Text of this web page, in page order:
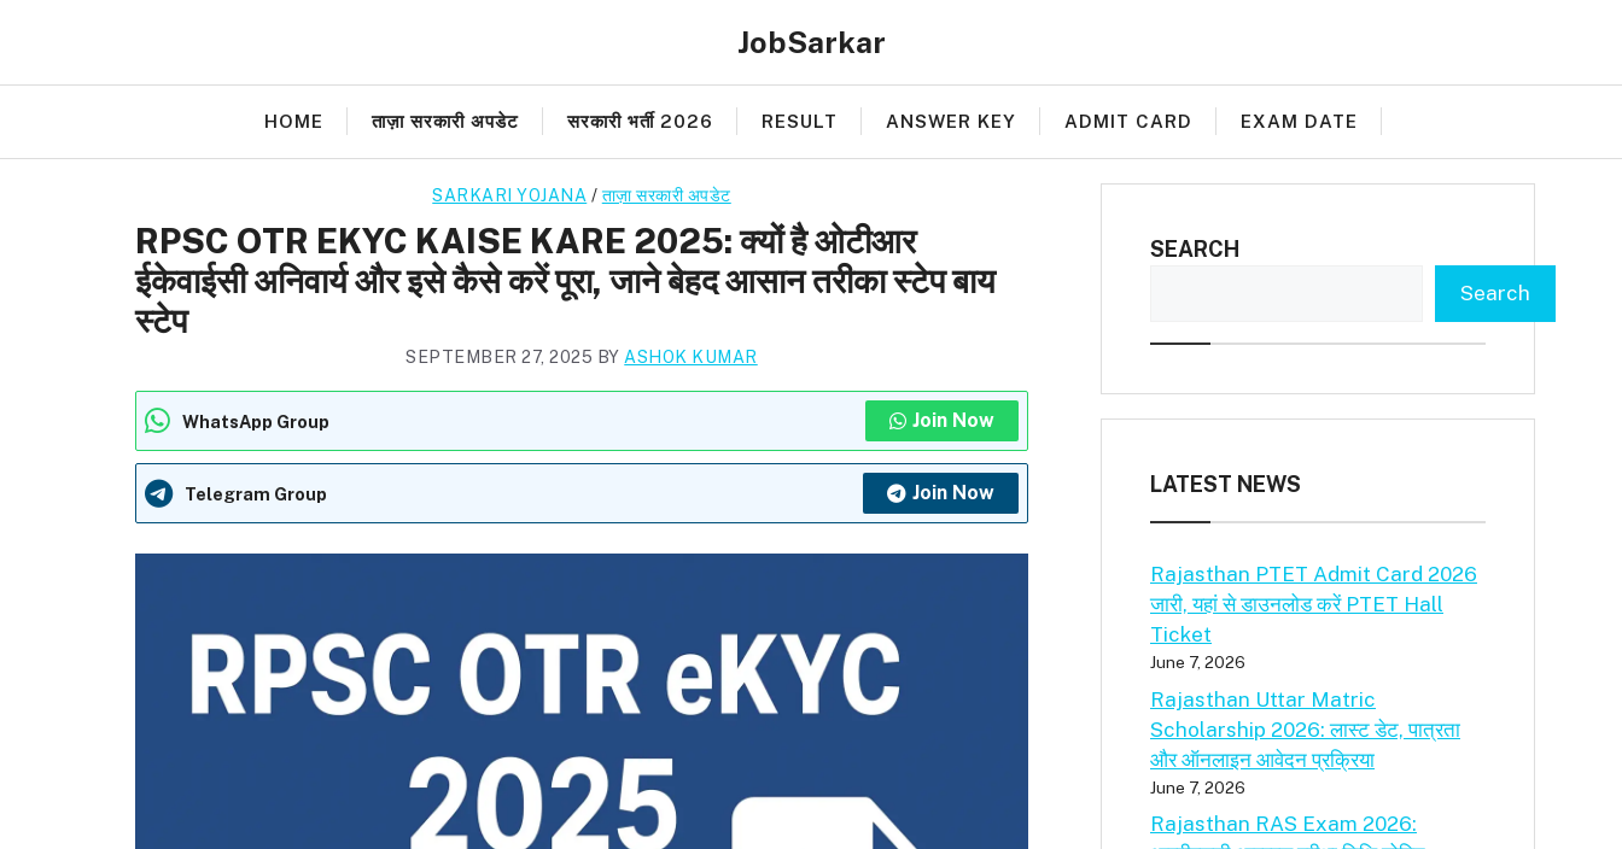
JobSarkar
HOME ताज़ा सरकारी अपडेट सरकारी भर्ती 2026 RESULT ANSWER KEY ADMIT CARD EXAM DATE
SARKARI YOJANA / ताज़ा सरकारी अपडेट
RPSC OTR EKYC KAISE KARE 2025: क्यों है ओटीआर
ईकेवाईसी अनिवार्य और इसे कैसे करें पूरा, जाने बेहद आसान तरीका स्टेप बाय
स्टेप
SEPTEMBER 27, 2025 BYASHOK KUMAR
WhatsApp Group Join Now
Telegram Group Join Now
SEARCH
Search
LATEST NEWS
Rajasthan PTET Admit Card 2026
जारी, यहां से डाउनलोड करें PTET Hall
Ticket
June 7, 2026
Rajasthan Uttar Matric
Scholarship 2026: लास्ट डेट, पात्रता
और ऑनलाइन आवेदन प्रक्रिया
June 7, 2026
Rajasthan RAS Exam 2026: